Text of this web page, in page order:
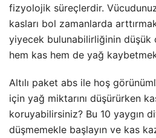
fizyolojik süreçlerdir.
kasları bol zamanlarda
yiyecek bulunabilirliğinin düşük
hem kas hem de yağ
Altılı paket abs ile hoş
için yağ miktarını düşürürken kas
koruyabilirsiniz? Bu 10 yaygın
düşmemekle başlayın ve kas